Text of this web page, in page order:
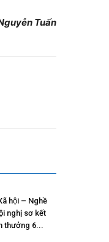
Tuấn
hội – Nghề
nghị sơ kết
thưởng 6...